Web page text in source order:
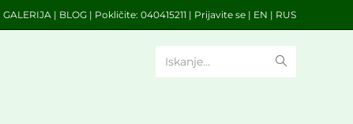
GALERIJA | BLOG | Pokličite: 040415211 | Prijavite se | EN | RUS
Iskanje...